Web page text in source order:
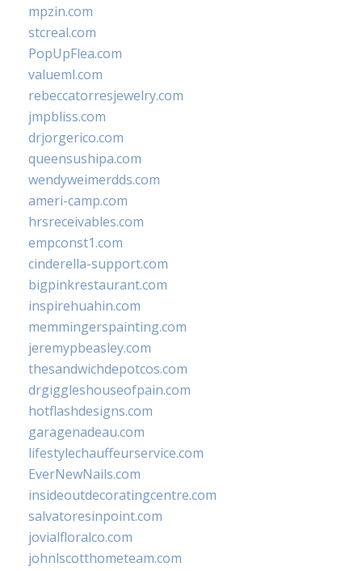
mpzin.com
stcreal.com
PopUpFlea.com
valueml.com
rebeccatorresjewelry.com
jmpbliss.com
drjorgerico.com
queensushipa.com
wendyweimerdds.com
ameri-camp.com
hrsreceivables.com
empconst1.com
cinderella-support.com
bigpinkrestaurant.com
inspirehuahin.com
memmingerspainting.com
jeremypbeasley.com
thesandwichdepotcos.com
drgiggleshouseofpain.com
hotflashdesigns.com
garagenadeau.com
lifestylechauffeurservice.com
EverNewNails.com
insideoutdecoratingcentre.com
salvatoresinpoint.com
jovialfloralco.com
johnlscotthometeam.com